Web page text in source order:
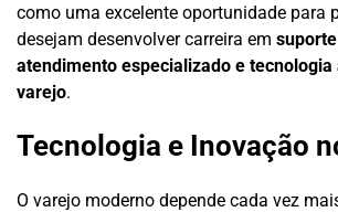
como uma excelente oportunidade para
desejam desenvolver carreira em
atendimento especializado e tecnologia
varejo.
Tecnologia e Inovação
O varejo moderno depende cada vez